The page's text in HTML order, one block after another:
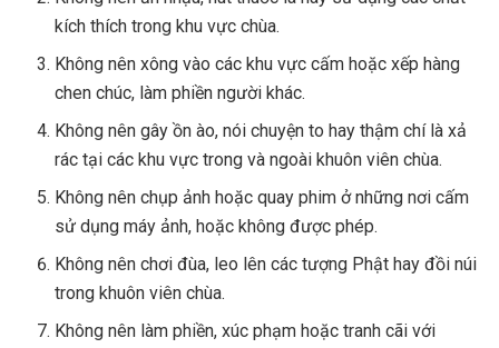
kích thích trong khu vực chùa.
Không nên xông vào các khu vực cấm hoặc xếp hàng
chen chúc, làm phiền người khác.
Không nên gây ồn ào, nói chuyện to hay thậm chí là xả
rác tại các khu vực trong và ngoài khuôn viên chùa.
Không nên chụp ảnh hoặc quay phim ở những nơi cấm
sử dụng máy ảnh, hoặc không được phép.
Không nên chơi đùa, leo lên các tượng Phật hay đồi núi
trong khuôn viên chùa.
Không nên làm phiền, xúc phạm hoặc tranh cãi với